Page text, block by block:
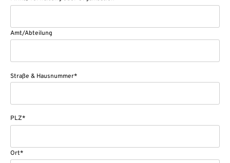
Amt/Abteilung
Straße & Hausnummer*
PLZ*
Ort*